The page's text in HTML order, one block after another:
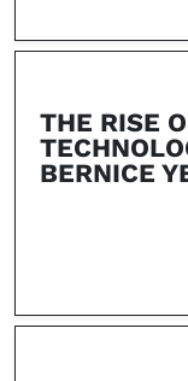
THE RISE
BERNICE